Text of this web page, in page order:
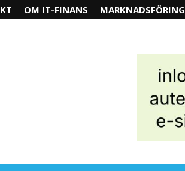
OM IT-FINANS MARKNADSFÖRING